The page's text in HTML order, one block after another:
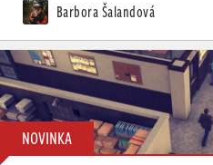
Barbora Šalandová
NOVINKA